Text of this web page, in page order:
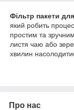
Фільтр пакети
який робить
простим та
листя чаю або
хвилин
вона не забила
Про нас